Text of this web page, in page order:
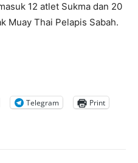
12 atlet Sukma dan 20
Muay Thai Pelapis Sabah.
Telegram Print